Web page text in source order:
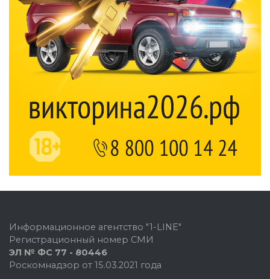
Информационное агентство "1-LINE"
Регистрационный номер СМИ
ЭЛ № ФС 77 - 80446
Роскомнадзор от 15.03.2021 года